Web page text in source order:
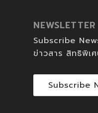
NEWSLETTER
Subscribe
ข่าวสาร สิทธิพิเ
Subscribe